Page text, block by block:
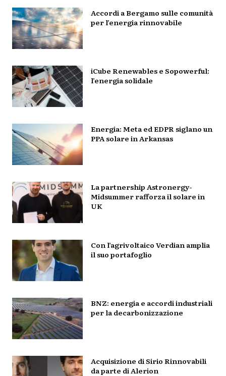
Accordi a Bergamo sulle comunità
per l’energia rinnovabile
iCube Renewables e Sopowerful:
l’energia solidale
Energia: Meta ed EDPR siglano un
PPA solare in Arkansas
La partnership Astronergy-
Midsummer rafforza il solare in
UK
Con l’agrivoltaico Verdian amplia
il suo portafoglio
BNZ: energia e accordi industriali
per la decarbonizzazione
Acquisizione di Sirio Rinnovabili
da parte di Alerion